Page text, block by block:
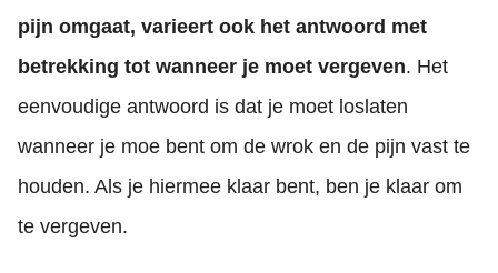
pijn omgaat, varieert ook het antwoord met
betrekking tot wanneer je moet vergeven. Het
eenvoudige antwoord is dat je moet loslaten
wanneer je moe bent om de wrok en de pijn vast te
houden. Als je hiermee klaar bent, ben je klaar om
te vergeven.